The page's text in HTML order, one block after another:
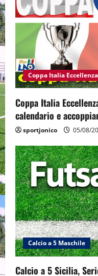
Coppa Italia Eccellenza
Coppa Italia
calendario e
sportjonico 05/08/
Calcio a 5 Maschile
Calcio a 5 Sicilia,